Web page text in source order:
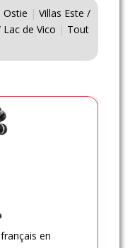
Ostie | Villas Este /
de Vico | Tout
en